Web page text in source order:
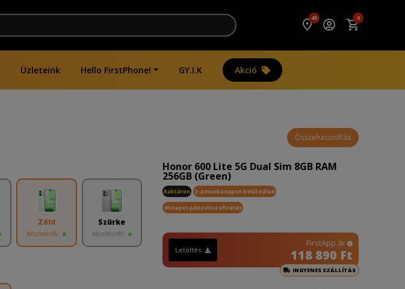
45 0
Üzleteink Hello FirstPhone! GY.I.K Akció
Összehasonlítás
Zöld
Készletinfó:
Szürke
Készletinfó:
Honor 600 Lite 5G Dual Sim 8GB RAM
256GB (Green)
Raktáron 2-4 munkanapon belül nálad
30 napos pénzvisszafizetés
Letöltés
FirstApp ár
118 890 Ft
INGYENES SZÁLLÍTÁS